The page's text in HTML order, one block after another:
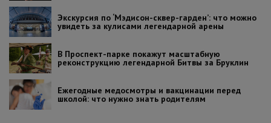
Экскурсия по ‘Мэдисон-сквер-гарден’: что можно
увидеть за кулисами легендарной арены
В Проспект-парке покажут масштабную
реконструкцию легендарной Битвы за Бруклин
Ежегодные медосмотры и вакцинации перед
школой: что нужно знать родителям